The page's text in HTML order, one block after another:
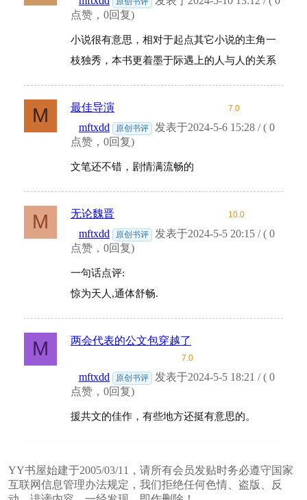
点赞，0回复)
小说很有意思，相对于起点其它小说的主角一
枝独秀，本书更着墨于际遇上的人与人的关系
M 最佳导演 7.0
mftxdd 原创书评
发表于2024-5-6 15:28 / ( 0
点赞，0回复)
文笔还不错，剧情满流畅的
M 无论魏晋 10.0
mftxdd 原创书评
发表于2024-5-5 20:15 / ( 0
点赞，0回复)
一句话点评:
惊为天人,通体舒畅.
M 两会代表的公文包穿越了
7.0
mftxdd 原创书评
发表于2024-5-5 18:21 / ( 0
点赞，0回复)
援共文的佳作，有些地方还挺有意思的。
YY书屋始建于2005/03/11，请所有会员发贴时务必遵守国家
互联网信息管理办法规定，我们拒绝任何色情、盗版、反